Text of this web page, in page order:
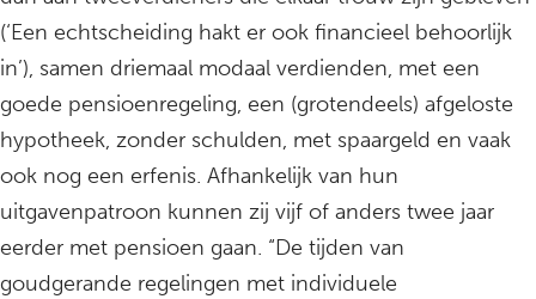
(‘Een echtscheiding hakt er ook financieel behoorlijk
in’), samen driemaal modaal verdienden, met een
goede pensioenregeling, een (grotendeels) afgeloste
hypotheek, zonder schulden, met spaargeld en vaak
ook nog een erfenis. Afhankelijk van hun
uitgavenpatroon kunnen zij vijf of anders twee jaar
eerder met pensioen gaan. “De tijden van
goudgerande regelingen met individuele